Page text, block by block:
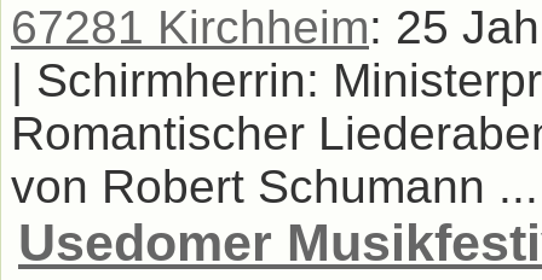
67281 Kirchheim: 25
| Schirmherrin:
Romantischer
von Robert Schumann ...
Usedomer